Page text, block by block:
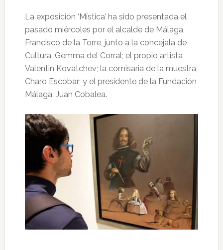
La exposición ‘Mística’ ha sido presentada el
pasado miércoles por el alcalde de Málaga,
Francisco de la Torre, junto a la concejala de
Cultura, Gemma del Corral; el propio artista
Valentin Kovatchev; la comisaria de la muestra,
Charo Escobar; y el presidente de la Fundación
Málaga, Juan Cobalea.